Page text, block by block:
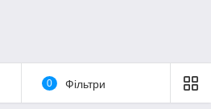
0 Фільтри